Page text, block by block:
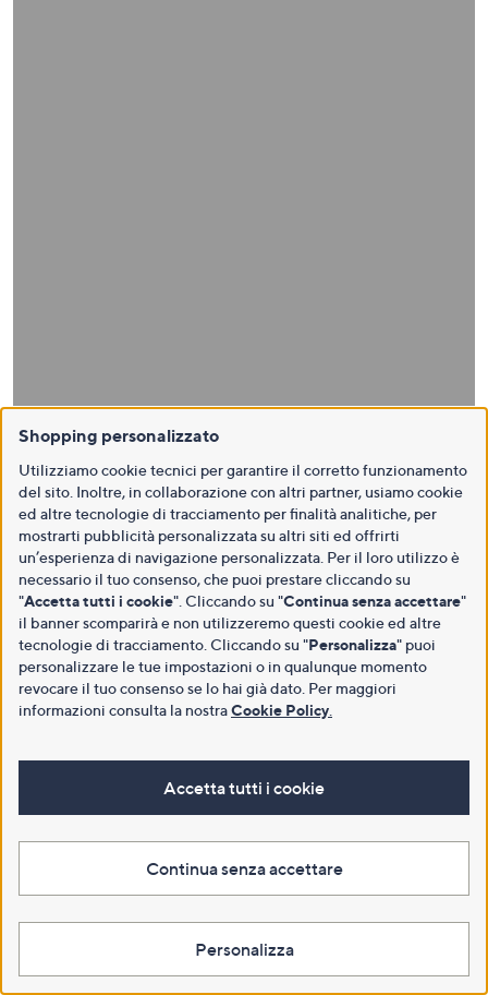
Shopping personalizzato
Utilizziamo cookie tecnici per garantire il corretto funzionamento
del sito. Inoltre, in collaborazione con altri partner, usiamo cookie
ed altre tecnologie di tracciamento per finalità analitiche, per
mostrarti pubblicità personalizzata su altri siti ed offrirti
un’esperienza di navigazione personalizzata. Per il loro utilizzo è
necessario il tuo consenso, che puoi prestare cliccando su
"Accetta tutti i cookie". Cliccando su "Continua senza accettare"
il banner scomparirà e non utilizzeremo questi cookie ed altre
tecnologie di tracciamento. Cliccando su "Personalizza" puoi
personalizzare le tue impostazioni o in qualunque momento
revocare il tuo consenso se lo hai già dato. Per maggiori
informazioni consulta la nostraCookie Policy
Accetta tutti i cookie
Continua senza accettare
Personalizza